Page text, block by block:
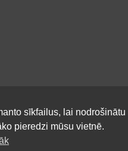
sīkfailus, lai nodrošinātu
pieredzi mūsu vietnē.